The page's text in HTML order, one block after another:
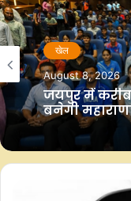
• एमएस धोनी, जो अपनी
को आगे बढ़ाने की अपनी
की दूरी तय की है।
पूर्व अंतर्राष्ट्रीय
आईपीएल ने फिटनेस को
“आजकल खिलाड़ी सिर्फ
विज्ञान है और कोहली,
खेल
August 8, 2026
जयपुर में
बनेगी महाराणा